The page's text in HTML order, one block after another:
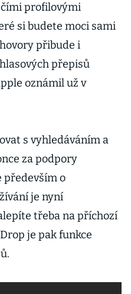
profilovými
si budete moci sami
přibude i
přepisů
oznámil už v
s vyhledáváním a
za podpory
především o
je nyní
třeba na příchozí
je pak funkce